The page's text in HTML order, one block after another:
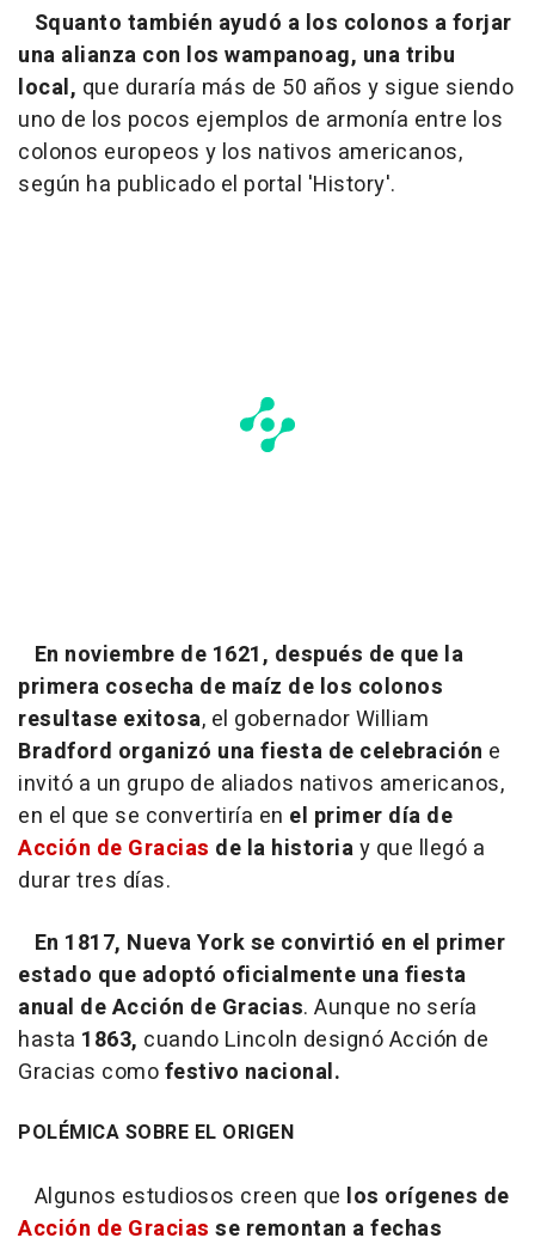
Squanto también ayudó a los colonos a forjar
una alianza con los wampanoag, una tribu
local, que duraría más de 50 años y sigue siendo
uno de los pocos ejemplos de armonía entre los
colonos europeos y los nativos americanos,
según ha publicado el portal 'History'.
En noviembre de 1621, después de que la
primera cosecha de maíz de los colonos
resultase exitosa, el gobernador William
Bradford organizó una fiesta de celebración e
invitó a un grupo de aliados nativos americanos,
en el que se convertiría en el primer día de
Acción de Gracias de la historiay que llegó a
durar tres días.
En 1817, Nueva York se convirtió en el primer
estado que adoptó oficialmente una fiesta
anual de Acción de Gracias. Aunque no sería
hasta 1863, cuando Lincoln designó Acción de
Gracias comofestivo nacional.
POLÉMICA SOBRE EL ORIGEN
Algunos estudiosos creen que los orígenes de
Acción de Gracias se remontan a fechas